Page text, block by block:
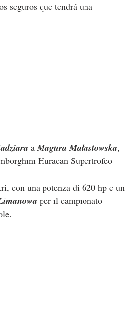
seguros que tendrá una
a Magura Małastowska,
Huracan Supertrofeo
con una potenza di 620 hp e un
per il campionato